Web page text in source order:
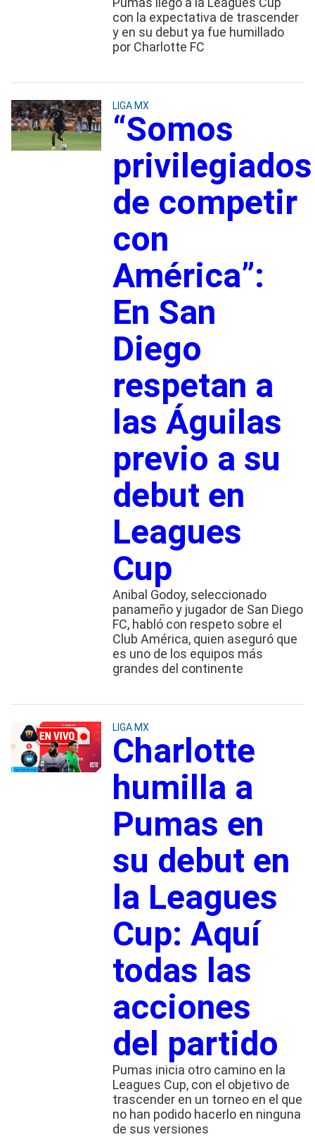
con la expectativa de trascender
y en su debut ya fue humillado
por Charlotte FC
LIGA MX
“Somos
privilegiados
de competir
con
América”:
En San
Diego
respetan a
las Águilas
previo a su
debut en
Leagues
Cup
Anibal Godoy, seleccionado
panameño y jugador de San Diego
FC, habló con respeto sobre el
Club América, quien aseguró que
es uno de los equipos más
grandes del continente
LIGA MX
Charlotte
humilla a
Pumas en
su debut en
la Leagues
Cup: Aquí
todas las
acciones
del partido
Pumas inicia otro camino en la
Leagues Cup, con el objetivo de
trascender en un torneo en el que
no han podido hacerlo en ninguna
de sus versiones